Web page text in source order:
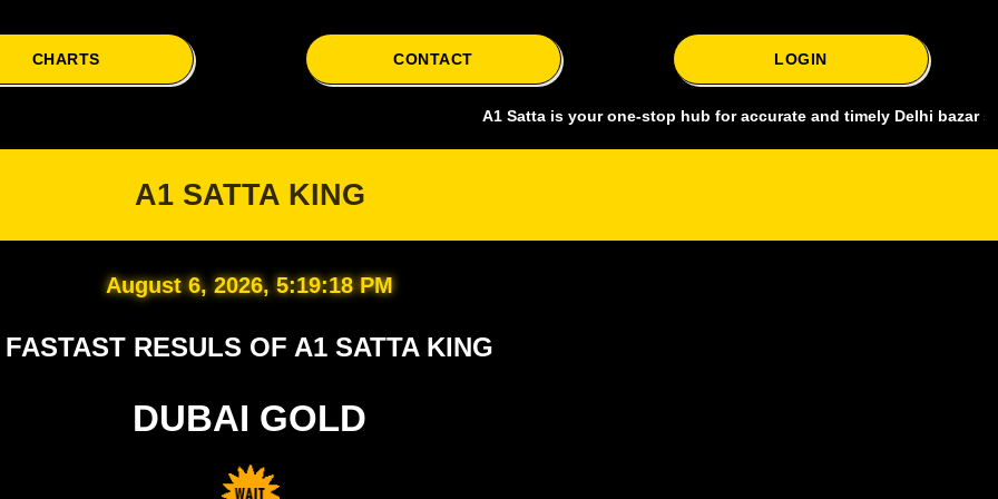
CHARTS CONTACT LOGIN
A1 Satta is your one-stop hub for accurate and timely Delhi bazar satta
A1 SATTA KING
August 6, 2026, 5:19:19 PM
FASTAST RESULS OF A1 SATTA KING
DUBAI GOLD